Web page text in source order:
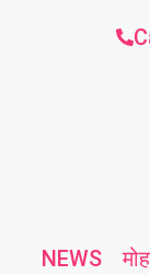
NEWS